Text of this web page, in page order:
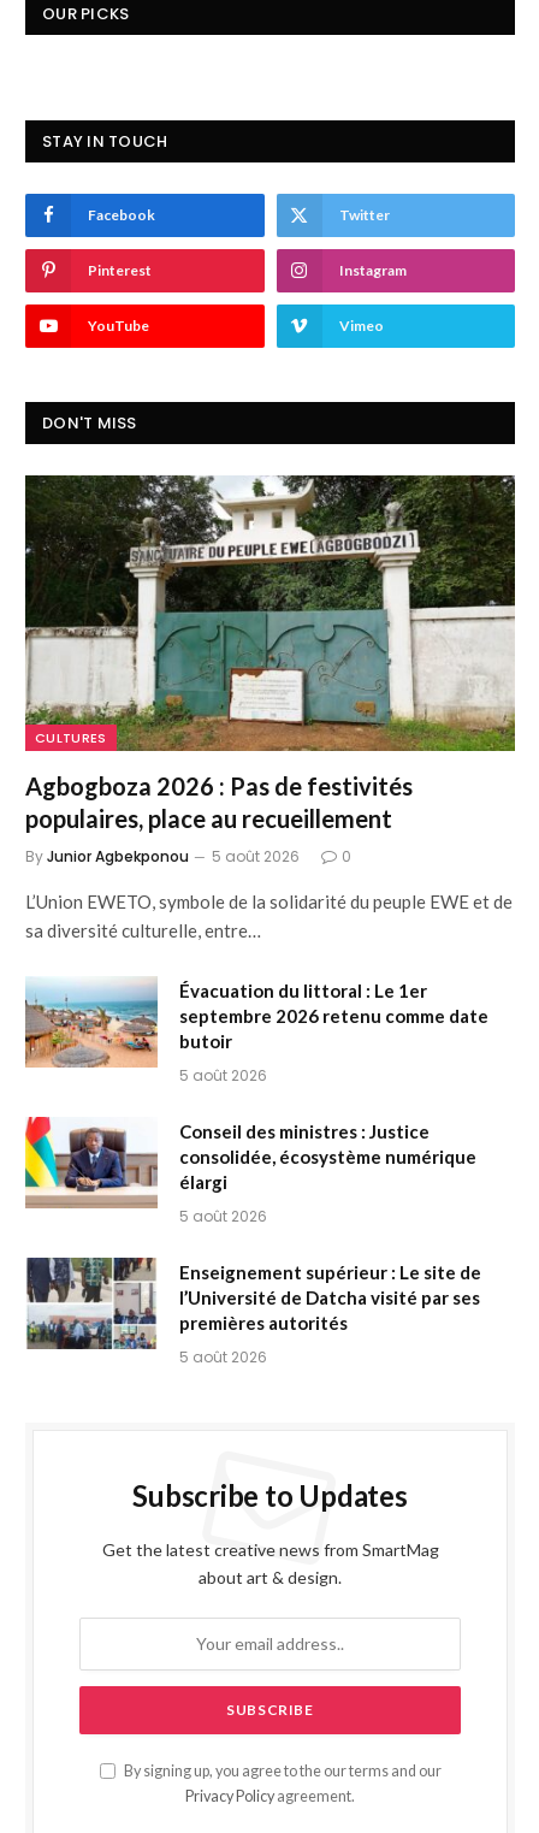
OUR PICKS
STAY IN TOUCH
Facebook Twitter
Pinterest Instagram
YouTube Vimeo
DON'T MISS
CULTURES
Agbogboza 2026 : Pas de festivités
populaires, place au recueillement
ByJunior Agbekponou 5 août 2026 0
L’Union EWETO, symbole de la solidarité du peuple EWE et de
sa diversité culturelle, entre…
Évacuation du littoral : Le 1er
septembre 2026 retenu comme date
butoir
5 août 2026
Conseil des ministres : Justice
consolidée, écosystème numérique
élargi
5 août 2026
Enseignement supérieur : Le site de
l’Université de Datcha visité par ses
premières autorités
5 août 2026
Subscribe to Updates
Get the latest creative news from SmartMag
about art & design.
By signing up, you agree to the our terms and our
Privacy Policy agreement.